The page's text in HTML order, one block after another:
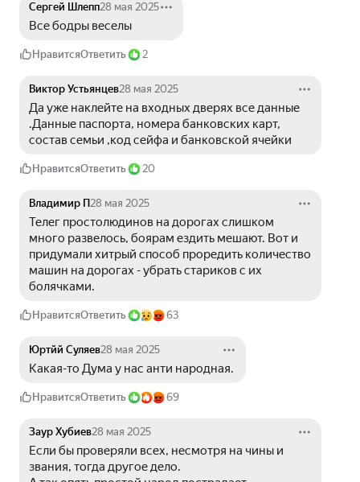
Сергей Шлепп28 мая 2025
Все бодры веселы
НравитсяОтветить 2
Виктор Устьянцев28 мая 2025
Да уже наклейте на входных дверях все данные
.Данные паспорта, номера банковских карт,
состав семьи ,код сейфа и банковской ячейки
НравитсяОтветить 20
Владимир П28 мая 2025
Телег простолюдинов на дорогах слишком
много развелось, боярам ездить мешают. Вот и
придумали хитрый способ проредить количество
машин на дорогах - убрать стариков с их
болячками.
НравитсяОтветить 63
Юртйй Суляев28 мая 2025
Какая-то Дума у нас анти народная.
НравитсяОтветить 69
Заур Хубиев28 мая 2025
Если бы проверяли всех, несмотря на чины и
звания, тогда другое дело.